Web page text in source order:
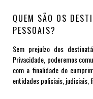
QUEM SÃO OS
PESSOAIS?
Sem prejuízo dos
Privacidade, poderemos
com a finalidade do
entidades policiais, judiciais,